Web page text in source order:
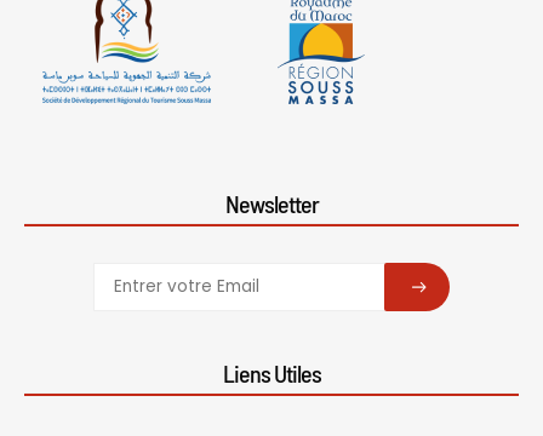
Newsletter
SUBSCRIBE
Liens Utiles